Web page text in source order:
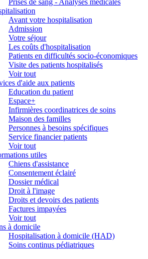
Prises de sang - Analyses médicales
Avant votre hospitalisation
Admission
Votre séjour
Les coûts d'hospitalisation
Patients en difficultés socio-économiques
Visite des patients hospitalisés
Voir tout
d'aide aux patients
Education du patient
Espace+
Infirmières coordinatrices de soins
Maison des familles
Personnes à besoins spécifiques
Service financier patients
Voir tout
utiles
Chiens d'assistance
Consentement éclairé
Dossier médical
Droit à l'image
Droits et devoirs des patients
Factures impayées
Voir tout
à domicile
Hospitalisation à domicile (HAD)
Soins continus pédiatriques